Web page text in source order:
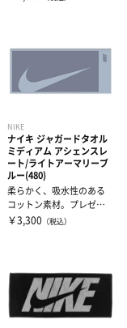
NIKE
ナイキ ジャガードタオル
ミディアム アシェンスレ
ート/ライトアーマリーブ
ルー(480)
柔らかく、吸水性のある
コットン素材。プレゼン
トにもおススメです。
￥3,300 （税込）